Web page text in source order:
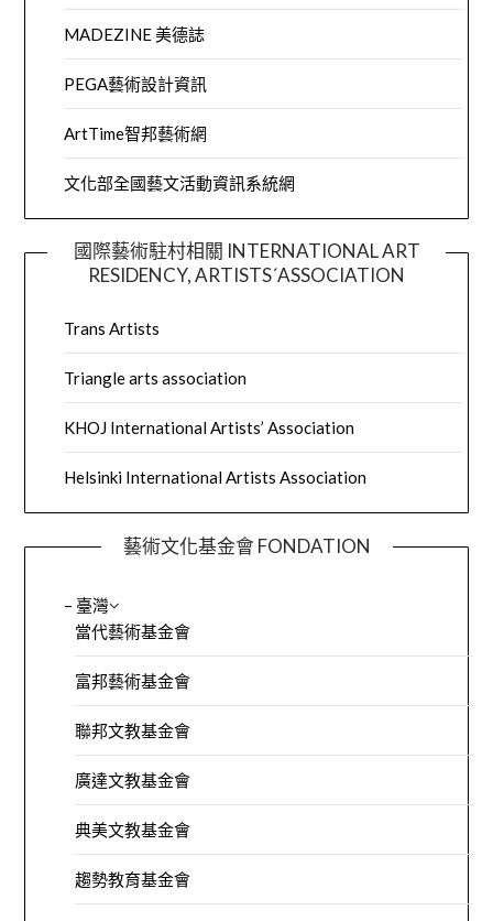
MADEZINE 美德誌
PEGA藝術設計資訊
ArtTime智邦藝術網
文化部全國藝文活動資訊系統網
國際藝術駐村相關 INTERNATIONAL ART
RESIDENCY, ARTISTS´ASSOCIATION
Trans Artists
Triangle arts association
KHOJ International Artists’ Association
Helsinki International Artists Association
藝術文化基金會 FONDATION
– 臺灣
當代藝術基金會
富邦藝術基金會
聯邦文教基金會
廣達文教基金會
典美文教基金會
趨勢教育基金會